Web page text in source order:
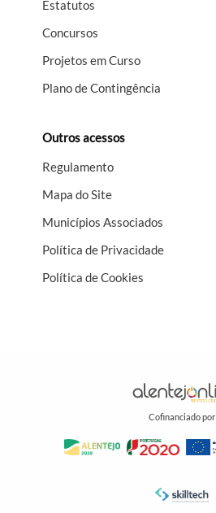
Estatutos
Concursos
Projetos em Curso
Plano de Contingência
Outros acessos
Regulamento
Mapa do Site
Municípios Associados
Política de Privacidade
Política de Cookies
Cofinanciado por